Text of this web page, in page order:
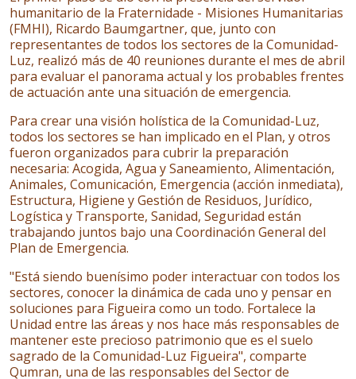
humanitario de la Fraternidade - Misiones Humanitarias
(FMHI), Ricardo Baumgartner, que, junto con
representantes de todos los sectores de la Comunidad-
Luz, realizó más de 40 reuniones durante el mes de abril
para evaluar el panorama actual y los probables frentes
de actuación ante una situación de emergencia.
Para crear una visión holística de la Comunidad-Luz,
todos los sectores se han implicado en el Plan, y otros
fueron organizados para cubrir la preparación
necesaria: Acogida, Agua y Saneamiento, Alimentación,
Animales, Comunicación, Emergencia (acción inmediata),
Estructura, Higiene y Gestión de Residuos, Jurídico,
Logística y Transporte, Sanidad, Seguridad están
trabajando juntos bajo una Coordinación General del
Plan de Emergencia.
"Está siendo buenísimo poder interactuar con todos los
sectores, conocer la dinámica de cada uno y pensar en
soluciones para Figueira como un todo. Fortalece la
Unidad entre las áreas y nos hace más responsables de
mantener este precioso patrimonio que es el suelo
sagrado de la Comunidad-Luz Figueira", comparte
Qumran, una de las responsables del Sector de